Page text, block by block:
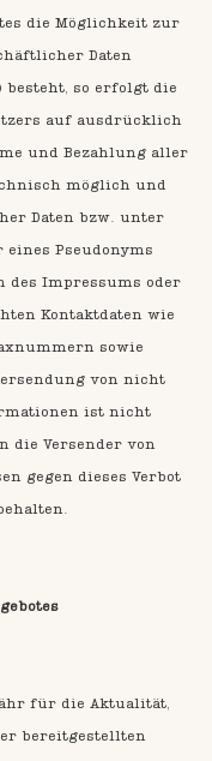
die Möglichkeit zur
Daten
besteht, so erfolgt die
auf ausdrücklich
und Bezahlung aller
möglich und
Daten bzw. unter
eines Pseudonyms
des Impressums oder
Kontaktdaten wie
sowie
von nicht
ist nicht
die Versender von
gegen dieses Verbot
für die Aktualität,
bereitgestellten